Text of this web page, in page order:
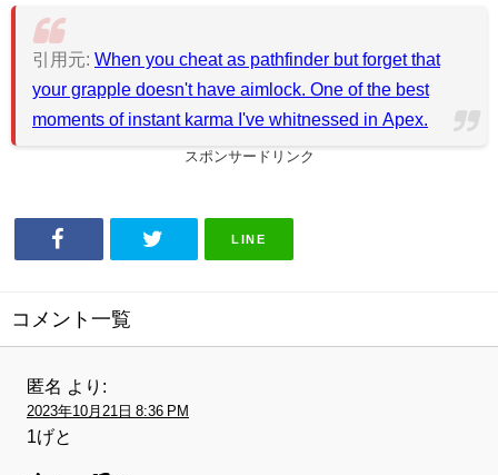
引用元: When you cheat as pathfinder but forget that
your grapple doesn't have aimlock. One of the best
moments of instant karma I've whitnessed in Apex.
スポンサードリンク
LINE
コメント一覧
匿名 より:
2023年10月21日 8:36 PM
1げと